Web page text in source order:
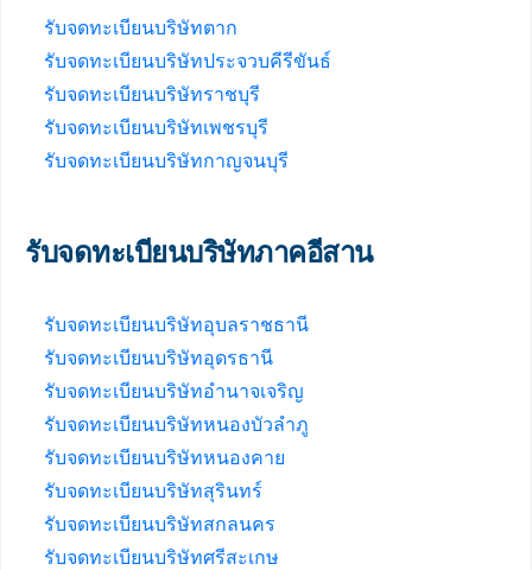
รับจดทะเบียนบริษัทตาก
รับจดทะเบียนบริษัทประจวบคีรีขันธ์
รับจดทะเบียนบริษัทราชบุรี
รับจดทะเบียนบริษัทเพชรบุรี
รับจดทะเบียนบริษัทกาญจนบุรี
รับจดทะเบียนบริษัทภาคอีสาน
รับจดทะเบียนบริษัทอุบลราชธานี
รับจดทะเบียนบริษัทอุดรธานี
รับจดทะเบียนบริษัทอำนาจเจริญ
รับจดทะเบียนบริษัทหนองบัวลำภู
รับจดทะเบียนบริษัทหนองคาย
รับจดทะเบียนบริษัทสุรินทร์
รับจดทะเบียนบริษัทสกลนคร
รับจดทะเบียนบริษัทศรีสะเกษ